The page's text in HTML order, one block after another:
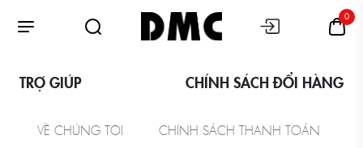
0
TRỢ GIÚP CHÍNH SÁCH ĐỔI HÀNG
VỀ CHÚNG TÔI CHÍNH SÁCH THANH TOÁN